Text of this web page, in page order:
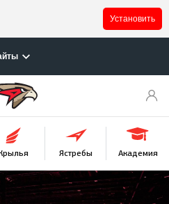
Ястребы Академия
Установить